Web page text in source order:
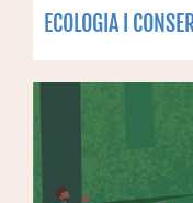
ECOLOGIA I